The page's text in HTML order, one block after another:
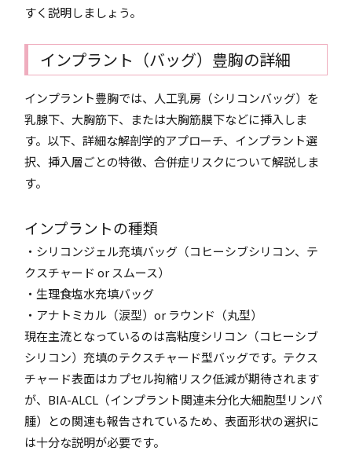
すく説明しましょう。
インプラント（バッグ）豊胸の詳細
インプラント豊胸では、人工乳房（シリコンバッグ）を
乳腺下、大胸筋下、または大胸筋膜下などに挿入しま
す。以下、詳細な解剖学的アプローチ、インプラント選
択、挿入層ごとの特徴、合併症リスクについて解説しま
す。
インプラントの種類
・シリコンジェル充填バッグ（コヒーシブシリコン、テ
クスチャード or スムース）
・生理食塩水充填バッグ
・アナトミカル（涙型）or ラウンド（丸型）
現在主流となっているのは高粘度シリコン（コヒーシブ
シリコン）充填のテクスチャード型バッグです。テクス
チャード表面はカプセル拘縮リスク低減が期待されます
が、BIA-ALCL（インプラント関連未分化大細胞型リンパ
腫）との関連も報告されているため、表面形状の選択に
は十分な説明が必要です。